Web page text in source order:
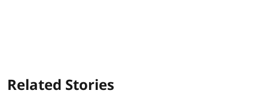
Related Stories